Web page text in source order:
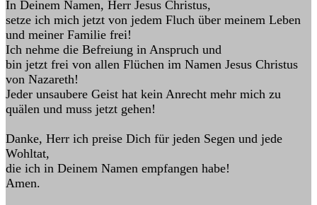
In Deinem Namen, Herr Jesus Christus,
setze ich mich jetzt von jedem Fluch über meinem Leben
und meiner Familie frei!
Ich nehme die Befreiung in Anspruch und
bin jetzt frei von allen Flüchen im Namen Jesus Christus
von Nazareth!
Jeder unsaubere Geist hat kein Anrecht mehr mich zu
quälen und muss jetzt gehen!
Danke, Herr ich preise Dich für jeden Segen und jede
Wohltat,
die ich in Deinem Namen empfangen habe!
Amen.